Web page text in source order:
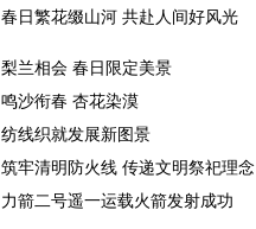
春日繁花缀山河 共赴人间好风光
梨兰相会 春日限定美景
鸣沙衔春 杏花染漠
纺线织就发展新图景
筑牢清明防火线 传递文明祭祀理念
力箭二号遥一运载火箭发射成功